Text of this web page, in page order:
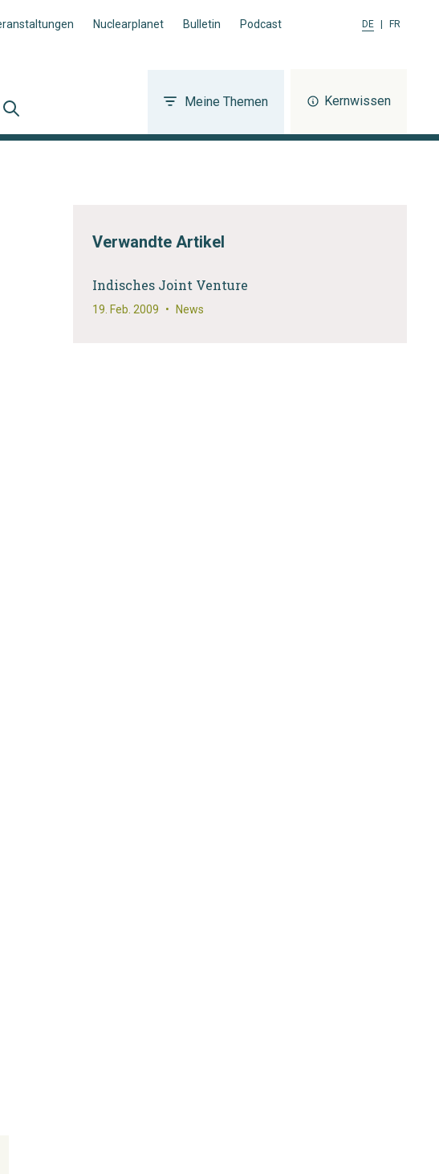
Nuclearplanet Bulletin Podcast DE FR
Meine Themen Kernwissen
Verwandte Artikel
Indisches Joint Venture
19. Feb. 2009 • News